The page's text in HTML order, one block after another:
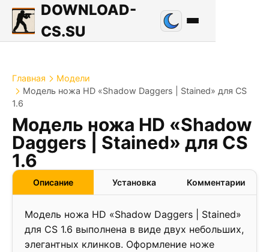
DOWNLOAD-
CS.SU
Главная
Модели
Модель ножа HD «Shadow Daggers | Stained» для CS
1.6
Модель ножа HD «Shadow
Daggers | Stained» для CS
1.6
Описание Установка Комментарии
Модель ножа HD «Shadow Daggers | Stained»
для CS 1.6 выполнена в виде двух небольших,
элегантных клинков. Оформление ноже